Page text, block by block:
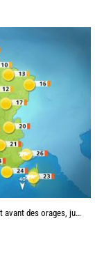
orages, jusqu'à 39°C